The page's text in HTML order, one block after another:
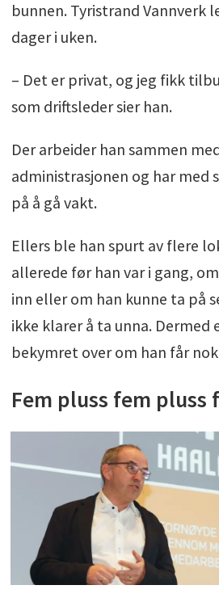
bunnen. Tyristrand Vannverk
dager i uken.
– Det er privat, og jeg fikk
som driftsleder sier han.
Der arbeider han sammen
administrasjonen og har med
på å gå vakt.
Ellers ble han spurt av flere
allerede før han var i gang,
inn eller om han kunne ta på
ikke klarer å ta unna. Dermed
bekymret over om han får
Fem pluss fem pluss